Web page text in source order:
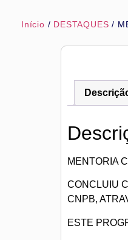
Início / DESTAQUES /
MENTORIA
CONCLUIU
CNPB,
ESTE